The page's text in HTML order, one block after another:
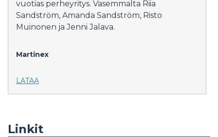
vuotias perheyritys. Vasemmalta Riia
Sandström, Amanda Sandström, Risto
Muinonen ja Jenni Jalava.
Martinex
LATAA
Linkit